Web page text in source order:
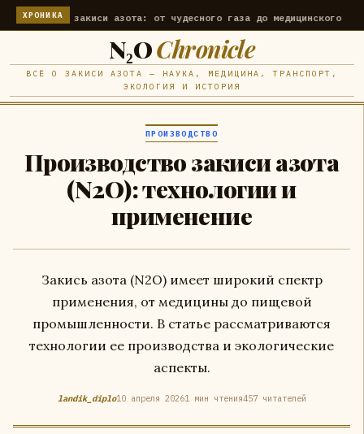
ХРОНИКА
закиси азота: от чудесного газа до медицинского
N₂OChronicle
ВСЁ О ЗАКИСИ АЗОТА — НАУКА, МЕДИЦИНА, ТРАНСПОРТ,
ЭКОЛОГИЯ И ИСТОРИЯ
ПРОИЗВОДСТВО
Производство закиси азота
(N2O): технологии и
применение
Закись азота (N2O) имеет широкий спектр
применения, от медицины до пищевой
промышленности. В статье рассматриваются
технологии ее производства и экологические
аспекты.
landik_diplo10 апреля 20261 мин чтения457 читателей